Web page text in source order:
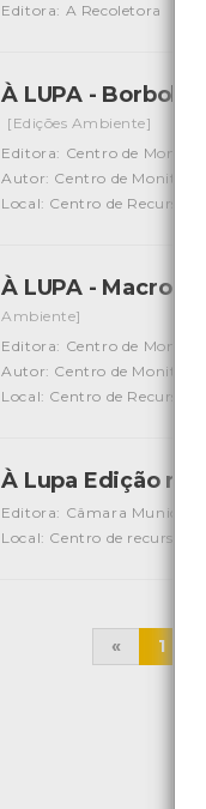
Editora: A Recoletora
À LUPA -
[Edições Ambiente]
Editora: Centro de
Autor: Centro de
Local: Centro de Recursos
À LUPA -
Ambiente]
Editora: Centro de
Autor: Centro de
Local: Centro de Recursos
À Lupa Edição nº
Editora: Câmara Municipal
Local: Centro de recursos
« 1